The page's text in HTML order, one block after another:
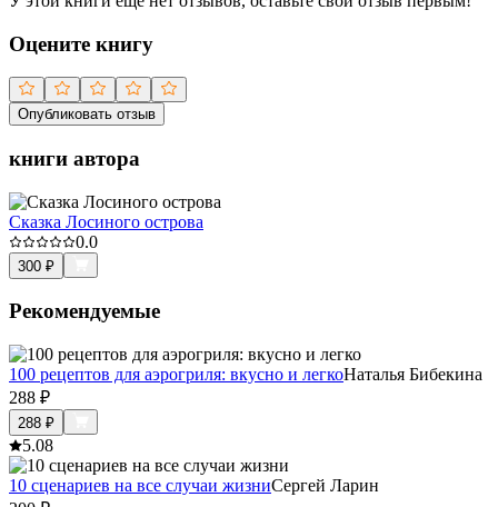
Оцените книгу
Опубликовать отзыв
книги автора
Сказка Лосиного острова
0.0
300 ₽
Рекомендуемые
100 рецептов для аэрогриля: вкусно и легкоНаталья Бибекина
288 ₽
288 ₽
5.08
10 сценариев на все случаи жизниСергей Ларин